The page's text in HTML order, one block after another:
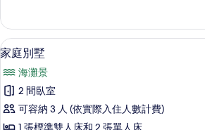
上
的
所
有
相
片
按
摩
浴
缸,
水
上
詳
情
顯
示
家
庭
別
9
家庭別墅
海灘景
2 間臥室
可容納 3 人 (依實際入住人數計費)
1 張標準雙人床和 2 張單人床